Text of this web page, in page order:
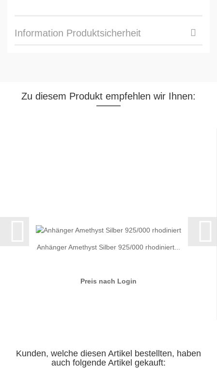
Information Produktsicherheit
Zu diesem Produkt empfehlen wir Ihnen:
Anhänger Amethyst Silber 925/000 rhodiniert...
Preis nach Login
Kunden, welche diesen Artikel bestellten, haben
auch folgende Artikel gekauft: